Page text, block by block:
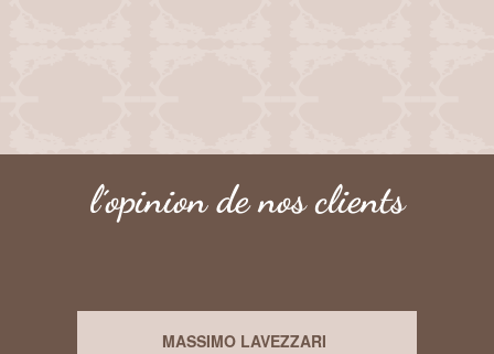
l´opinion de nos clients
MASSIMO LAVEZZARI